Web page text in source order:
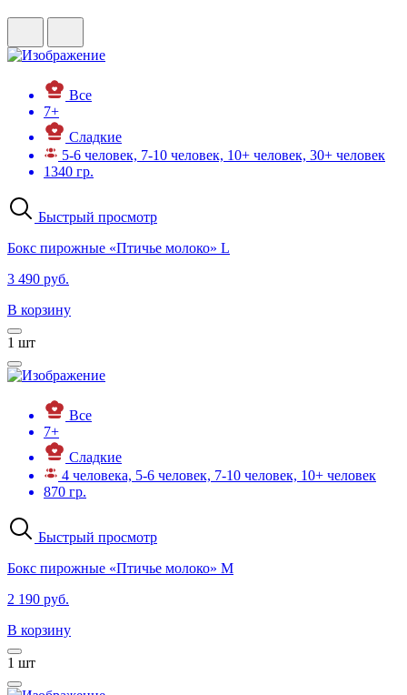
Все
7+
Сладкие
5-6 человек, 7-10 человек, 10+ человек, 30+ человек
1340 гр.
Быстрый просмотр
Бокс пирожные «Птичье молоко» L
3 490 руб.
В корзину
1 шт
Все
7+
Сладкие
4 человека, 5-6 человек, 7-10 человек, 10+ человек
870 гр.
Быстрый просмотр
Бокс пирожные «Птичье молоко» М
2 190 руб.
В корзину
1 шт